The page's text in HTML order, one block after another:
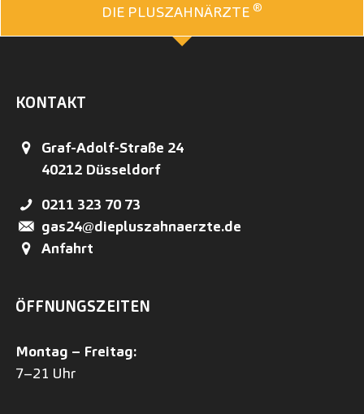
DIE PLUSZAHNÄRZTE ®
KONTAKT
Graf-Adolf-Straße 24
40212 Düsseldorf
0211 323 70 73
gas24@diepluszahnaerzte.de
Anfahrt
ÖFFNUNGSZEITEN
Montag – Freitag:
7–21 Uhr